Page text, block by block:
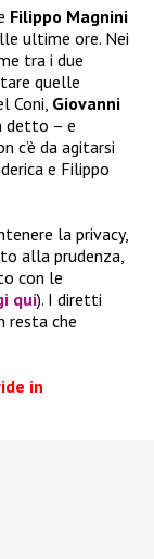
Filippo Magnini
ultime ore. Nei
tra i due
quelle
Coni, Giovanni
detto – e
c’è da agitarsi
e Filippo
la privacy,
alla prudenza,
con le
qui). I diretti
resta che
in